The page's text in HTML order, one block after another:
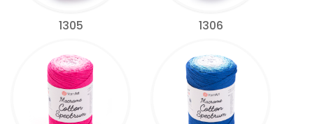
1305 1306